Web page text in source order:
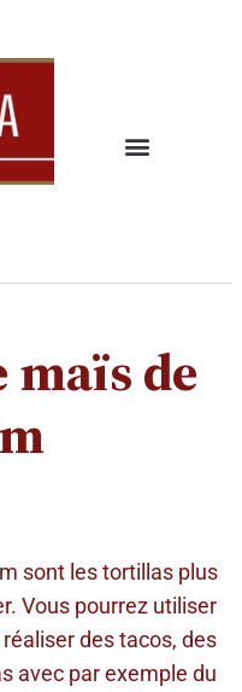
de
sont les tortillas plus
Vous pourrez utiliser
des tacos, des
avec par exemple du